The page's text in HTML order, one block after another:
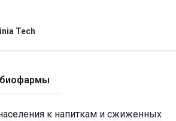
Tech
к напиткам и сжиженных